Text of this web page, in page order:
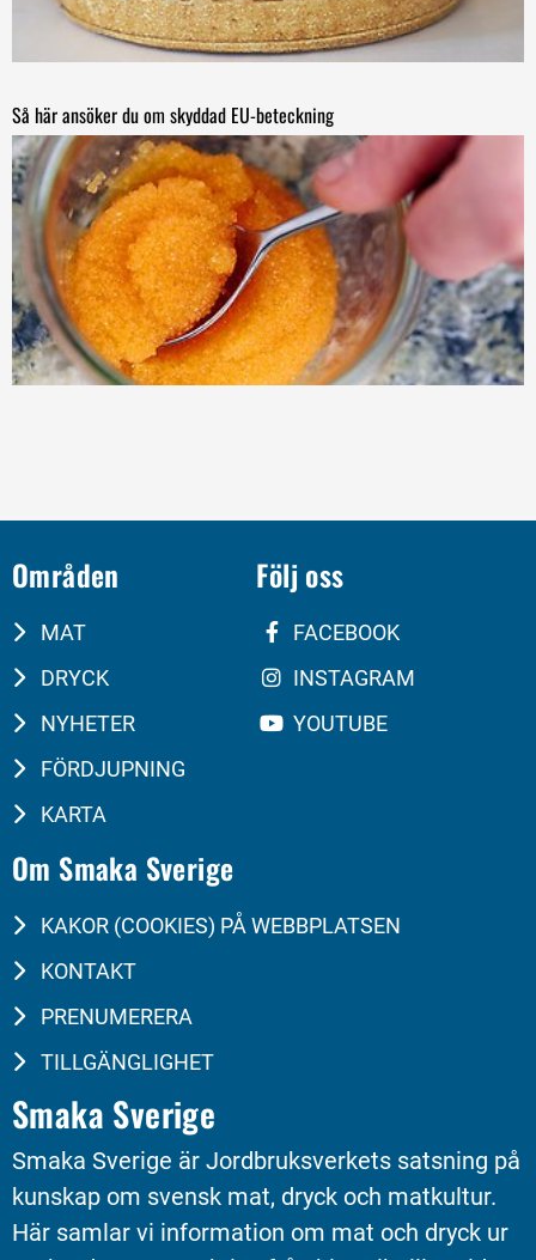
Så här ansöker du om skyddad EU-beteckning
Områden
MAT
DRYCK
NYHETER
FÖRDJUPNING
KARTA
Följ oss
FACEBOOK
INSTAGRAM
YOUTUBE
Om Smaka Sverige
KAKOR (COOKIES) PÅ WEBBPLATSEN
KONTAKT
PRENUMERERA
TILLGÄNGLIGHET
Smaka Sverige
Smaka Sverige är Jordbruksverkets satsning på
kunskap om svensk mat, dryck och matkultur.
Här samlar vi information om mat och dryck ur